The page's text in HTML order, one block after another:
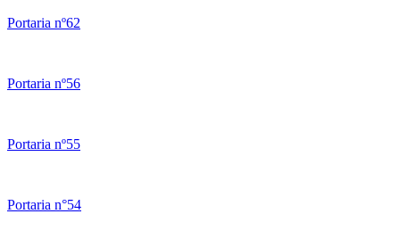
Portaria nº62
Portaria nº56
Portaria nº55
Portaria n°54